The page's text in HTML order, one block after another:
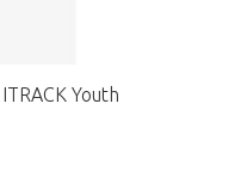
Youth